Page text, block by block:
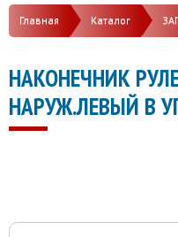
Главная Каталог
НАКОНЕЧНИК
НАРУЖ.ЛЕВЫЙ В